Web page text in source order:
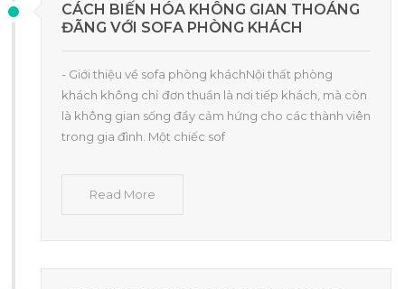
CÁCH BIẾN HÓA KHÔNG GIAN THOÁNG
ĐÃNG VỚI SOFA PHÒNG KHÁCH
- Giới thiệu về sofa phòng kháchNội thất phòng
khách không chỉ đơn thuần là nơi tiếp khách, mà còn
là không gian sống đầy cảm hứng cho các thành viên
trong gia đình. Một chiếc sof
Read More